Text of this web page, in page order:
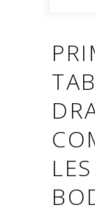
LES